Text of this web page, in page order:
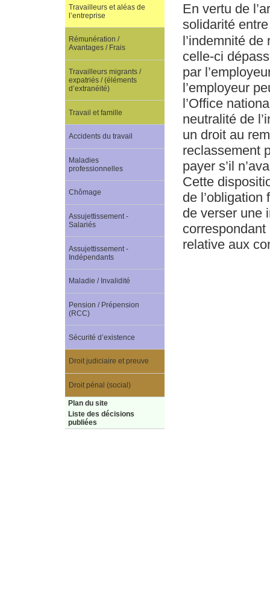
En vertu de
solidarité
l’indemnité
celle-ci
par
l’employeur
l’Office
neutralité de
un droit au
reclassement
payer s’il
Cette
de
de verser une
relative aux
Travailleurs et aléas de
l’entreprise
Rémunération /
Avantages / Frais
Travailleurs migrants /
expatriés / (éléments
d’extranéité)
Travail et famille
Accidents du travail
Maladies
professionnelles
Chômage
Assujettissement -
Salariés
Assujettissement -
Indépendants
Maladie / Invalidité
Pension / Prépension
(RCC)
Sécurité d’existence
Droit judiciaire et preuve
Droit pénal (social)
Plan du site
Liste des décisions
publiées